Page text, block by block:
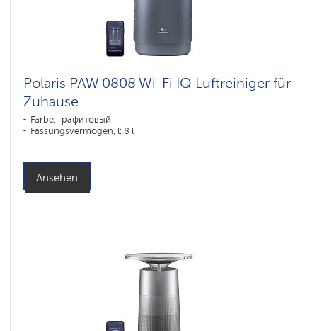
Polaris PAW 0808 Wi-Fi IQ Luftreiniger für
Zuhause
Farbe: графитовый
Fassungsvermögen, l: 8 l
Ansehen